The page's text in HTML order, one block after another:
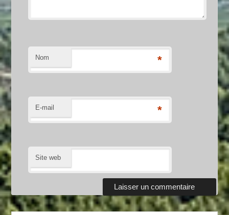
Nom *
E-mail *
Site web